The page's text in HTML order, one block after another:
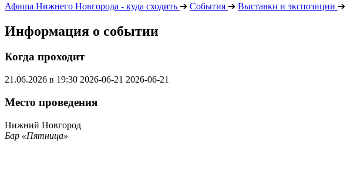
Афиша Нижнего Новгорода - куда сходить ➔ События ➔ Выставки и экспозиции ➔
Информация о событии
Когда проходит
21.06.2026 в 19:30 2026-06-21 2026-06-21
Место проведения
Нижний Новгород
Бар «Пятница»